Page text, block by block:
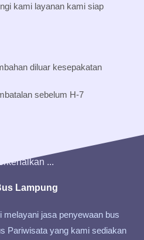
kami layanan kami siap
diluar kesepakatan
sebelum H-7
...
Lampung
melayani jasa penyewaan bus
Pariwisata yang kami sediakan